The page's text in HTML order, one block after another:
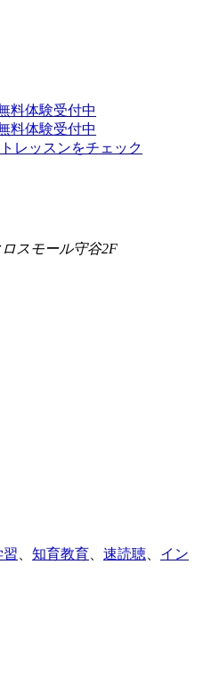
レッスンをチェック
スモール守谷2F
習 知育教育 速読聴
イン